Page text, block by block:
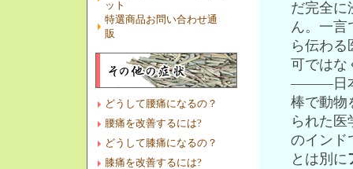
ット
特選商品お問い合わせ通
販
どうして腰痛になるの？
腰痛を改善するには?
どうして膝痛になるの？
膝痛を改善するには?
だ完全に
ん。一言
ら伝わ
可ではな
―――日本
棒で動
られた
のインド
とは別に